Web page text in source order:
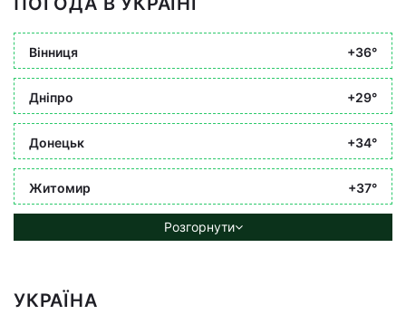
Вінниця +36°
Дніпро +29°
Донецьк +34°
Житомир +37°
Розгорнути
УКРАЇНА